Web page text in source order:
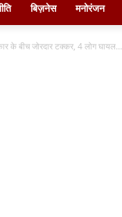
बिज़नेस मनोरंजन
के बीच जोरदार टक्कर, 4 लोग घायल…